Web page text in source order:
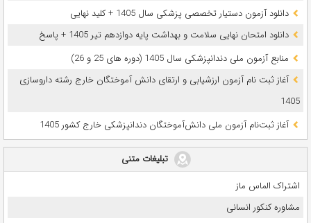
دانلود آزمون دستیار تخصصی پزشکی سال 1405 + کلید نهایی
دانلود امتحان نهایی سلامت و بهداشت پایه دوازدهم تیر 1405 + پاسخ
ﻣﻨﺎﺑﻊ آزﻣﻮن ﻣﻠﯽ دندانپزشکی سال 1405 (دوره های 25 و 26)
آغاز ثبت نام آزمون‌ ارزشیابی و ارتقای دانش آموختگان خارج رشته داروسازی
1405
آغاز ثبت‌نام آزمون ملی دانش‌آموختگان دندانپزشکی خارج کشور 1405
تبلیغات متنی
اشتراک الماس ماز
مشاوره کنکور انسانی